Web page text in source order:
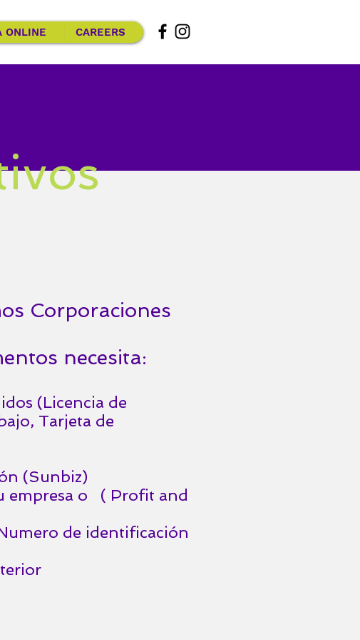
ONLINE CAREERS
Corporaciones
necesita:
(Licencia de
Tarjeta de
(Sunbiz)
empresa o ( Profit and
de identificación